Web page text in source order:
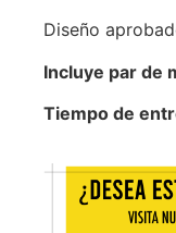
Diseño
Incluye par de
Tiempo de